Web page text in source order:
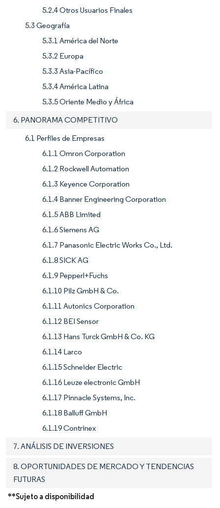
5.2.4 Otros Usuarios Finales
5.3 Geografía
5.3.1 América del Norte
5.3.2 Europa
5.3.3 Asia-Pacífico
5.3.4 América Latina
5.3.5 Oriente Medio y África
6. PANORAMA COMPETITIVO
6.1 Perfiles de Empresas
6.1.1 Omron Corporation
6.1.2 Rockwell Automation
6.1.3 Keyence Corporation
6.1.4 Banner Engineering Corporation
6.1.5 ABB Limited
6.1.6 Siemens AG
6.1.7 Panasonic Electric Works Co., Ltd.
6.1.8 SICK AG
6.1.9 Pepperl+Fuchs
6.1.10 Pilz GmbH & Co.
6.1.11 Autonics Corporation
6.1.12 BEI Sensor
6.1.13 Hans Turck GmbH & Co. KG
6.1.14 Larco
6.1.15 Schneider Electric
6.1.16 Leuze electronic GmbH
6.1.17 Pinnacle Systems, Inc.
6.1.18 Balluff GmbH
6.1.19 Contrinex
7. ANÁLISIS DE INVERSIONES
8. OPORTUNIDADES DE MERCADO Y TENDENCIAS
FUTURAS
**Sujeto a disponibilidad